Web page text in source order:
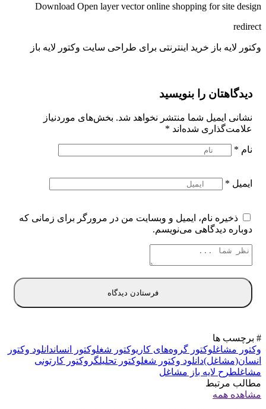
Download Open layer vector online shopping for site design
redirect
وکتور لایه باز خرید اینترنتی برای طراحی سایت وکتور لایه باز
دیدگاهتان را بنویسید
نشانی ایمیل شما منتشر نخواهد شد. بخش‌های موردنیاز
علامت‌گذاری شده‌اند *
نام *
ایمیل *
ذخیره نام، ایمیل و وبسایت من در مرورگر برای زمانی که
دوباره دیدگاهی می‌نویسم.
# برچسب ها
وکتور مشاغلوکتور گروه‌های کاریوکتور شغلوکتور انساندانلود وکتور
انسان(مشاغل)دانلود وکتور شغلوکتور تحلیلگر وکتور کارتونی
مشاغلطرح لایه باز مشاغل
مطالب مرتبط
مشاهده همه